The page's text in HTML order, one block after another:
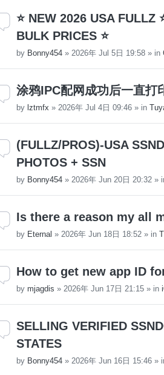
⭐ NEW 2026 USA FULLZ
BULK PRICES ⭐
by Bonny454 » 2026年 Jul 5日 19:58 » in
涂鸦IPC配网成功后一直
by lztmfx » 2026年 Jul 4日 09:46 » in
(FULLZ/PROS)-USA
PHOTOS + SSN
by Bonny454 » 2026年 Jun 20日 20:32 »
Is there a reason my all
by Eternal » 2026年 Jun 18日 18:52 » in
How to get new app ID
by mjagdis » 2026年 Jun 17日 21:15 » in
SELLING VERIFIED
STATES
by Bonny454 » 2026年 Jun 16日 15:46 »